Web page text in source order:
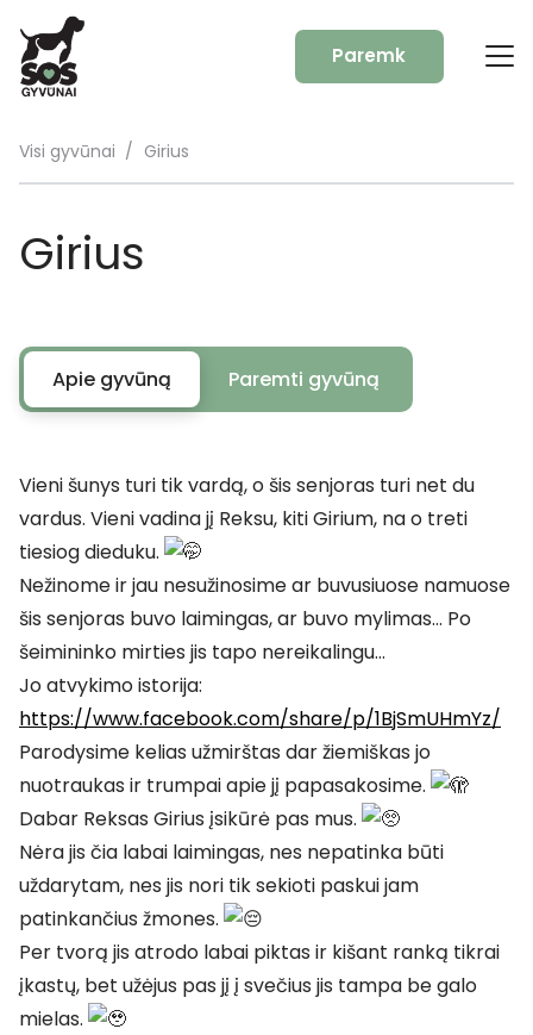
Paremk
Visi gyvūnai / Girius
Girius
Apie gyvūną Paremti gyvūną
Vieni šunys turi tik vardą, o šis senjoras turi net du
vardus. Vieni vadina jį Reksu, kiti Girium, na o treti
tiesiog dieduku.
Nežinome ir jau nesužinosime ar buvusiuose namuose
šis senjoras buvo laimingas, ar buvo mylimas… Po
šeimininko mirties jis tapo nereikalingu…
Jo atvykimo istorija:
https://www.facebook.com/share/p/1BjSmUHmYz/
Parodysime kelias užmirštas dar žiemiškas jo
nuotraukas ir trumpai apie jį papasakosime.
Dabar Reksas Girius įsikūrė pas mus.
Nėra jis čia labai laimingas, nes nepatinka būti
uždarytam, nes jis nori tik sekioti paskui jam
patinkančius žmones.
Per tvorą jis atrodo labai piktas ir kišant ranką tikrai
įkastų, bet užėjus pas jį į svečius jis tampa be galo
mielas.